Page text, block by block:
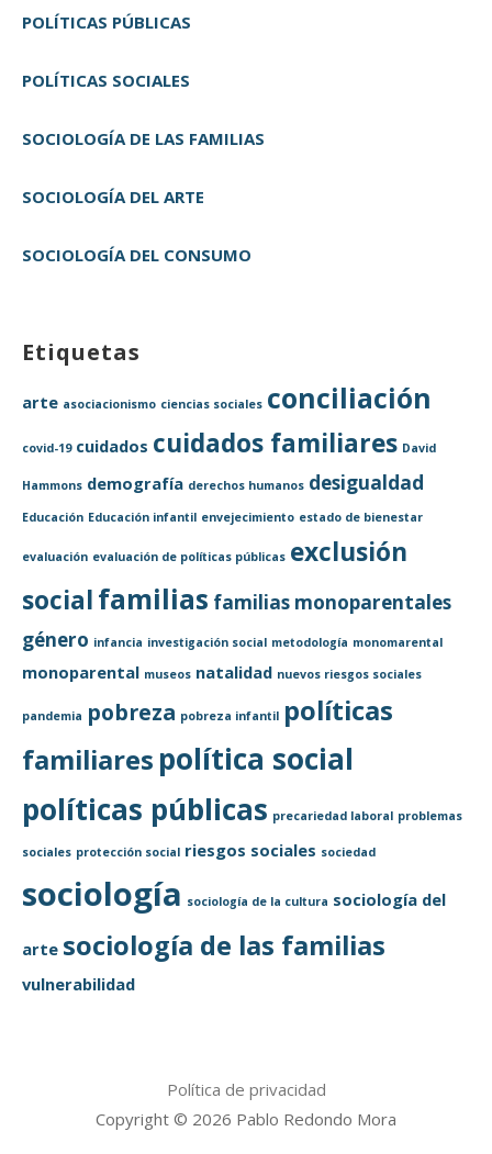
POLÍTICAS PÚBLICAS
POLÍTICAS SOCIALES
SOCIOLOGÍA DE LAS FAMILIAS
SOCIOLOGÍA DEL ARTE
SOCIOLOGÍA DEL CONSUMO
Etiquetas
arte asociacionismo ciencias sociales conciliación
covid-19 cuidados cuidados familiares David
Hammons demografía derechos humanos desigualdad
Educación Educación infantil envejecimiento estado de bienestar
evaluación evaluación de políticas públicas exclusión
socialfamilias familias monoparentales
género infancia investigación social metodología monomarental
monoparental museos natalidad nuevos riesgos sociales
pandemia pobreza pobreza infantil políticas
familiares política social
políticas públicas precariedad laboral problemas
sociales protección social riesgos sociales sociedad
sociología sociología de la cultura sociología del
arte sociología de las familias
vulnerabilidad
Política de privacidad
Copyright © 2026 Pablo Redondo Mora